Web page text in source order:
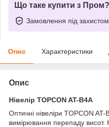
Що таке купити з Пром?
Замовлення під захистом
Опис Характеристики
Опис
Нівелір TOPCON AT-В4А
Оптичні нівеліри TOPCON
вимірювання перепаду висот.